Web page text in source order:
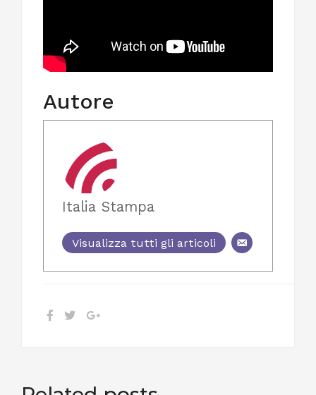
Autore
Italia Stampa
Visualizza tutti gli articoli